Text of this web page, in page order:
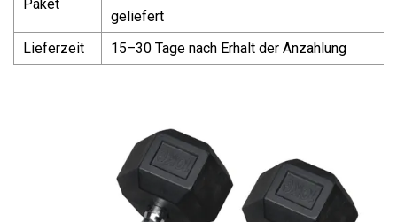
Paket
geliefert
Lieferzeit
15–30 Tage nach Erhalt der Anzahlung